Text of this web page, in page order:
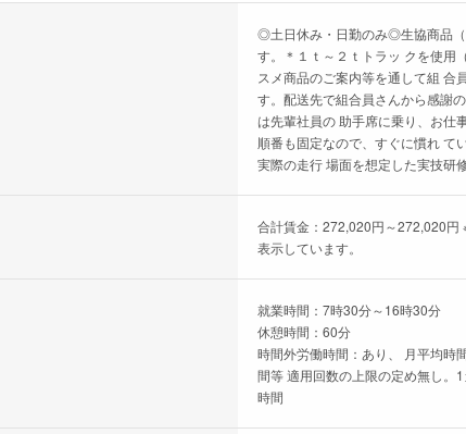
◎土日休み・日勤のみ◎生協商品（
す。＊１ｔ～２ｔトラッ クを使用
スメ商品のご案内等を通して組 合
す。配送先で組合員さんから感謝
は先輩社員の 助手席に乗り、お仕
順番も固定なので、すぐに慣れ て
実際の走行 場面を想定した実技研
合計賃金：272,020円～272,020円
表示しています。
就業時間：7時30分～16時30分
休憩時間：60分
時間外労働時間：あり、 月平均時
間等 適用回数の上限の定め無し。
時間